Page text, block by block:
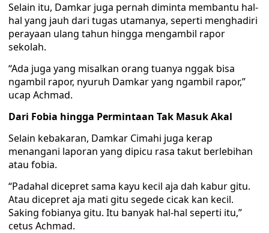
Selain itu, Damkar juga pernah diminta membantu hal-
hal yang jauh dari tugas utamanya, seperti menghadiri
perayaan ulang tahun hingga mengambil rapor
sekolah.
“Ada juga yang misalkan orang tuanya nggak bisa
ngambil rapor, nyuruh Damkar yang ngambil rapor,”
ucap Achmad.
Dari Fobia hingga Permintaan Tak Masuk Akal
Selain kebakaran, Damkar Cimahi juga kerap
menangani laporan yang dipicu rasa takut berlebihan
atau fobia.
“Padahal dicepret sama kayu kecil aja dah kabur gitu.
Atau dicepret aja mati gitu segede cicak kan kecil.
Saking fobianya gitu. Itu banyak hal-hal seperti itu,”
cetus Achmad.